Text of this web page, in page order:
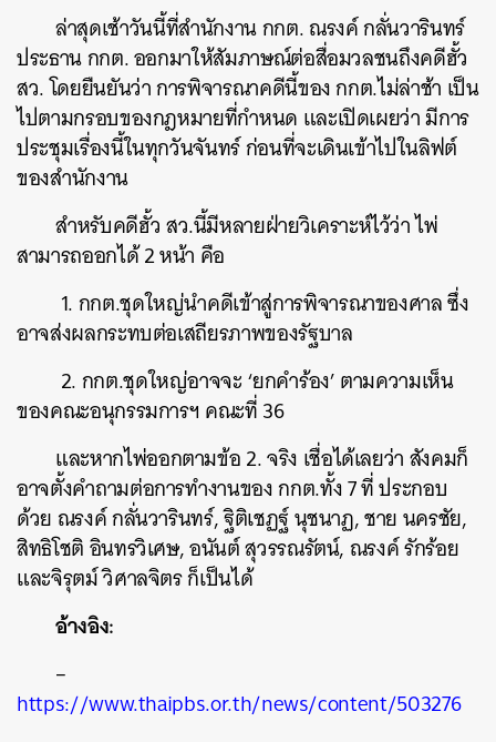
ล่าสุดเช้าวันนี้ที่สำนักงาน กกต. ณรงค์ กลั่นวารินทร์
ประธาน กกต. ออกมาให้สัมภาษณ์ต่อสื่อมวลชนถึงคดีฮั้ว
สว. โดยยืนยันว่า การพิจารณาคดีนี้ของ กกต.ไม่ล่าช้า เป็น
ไปตามกรอบของกฎหมายที่กำหนด และเปิดเผยว่า มีการ
ประชุมเรื่องนี้ในทุกวันจันทร์ ก่อนที่จะเดินเข้าไปในลิฟต์
ของสำนักงาน
สำหรับคดีฮั้ว สว.นี้มีหลายฝ่ายวิเคราะห์ไว้ว่า ไพ่
สามารถออกได้ 2 หน้า คือ
1. กกต.ชุดใหญ่นำคดีเข้าสู่การพิจารณาของศาล ซึ่ง
อาจส่งผลกระทบต่อเสถียรภาพของรัฐบาล
2. กกต.ชุดใหญ่อาจจะ ‘ยกคำร้อง’ ตามความเห็น
ของคณะอนุกรรมการฯ คณะที่ 36
และหากไพ่ออกตามข้อ 2. จริง เชื่อได้เลยว่า สังคมก็
อาจตั้งคำถามต่อการทำงานของ กกต.ทั้ง 7 ที่ ประกอบ
ด้วย ณรงค์ กลั่นวารินทร์, ฐิติเชฏฐ์ นุชนาฏ, ชาย นครชัย,
สิทธิโชติ อินทรวิเศษ, อนันต์ สุวรรณรัตน์, ณรงค์ รักร้อย
และจิรุตม์ วิศาลจิตร ก็เป็นได้
อ้างอิง:
–
https://www.thaipbs.or.th/news/content/503276